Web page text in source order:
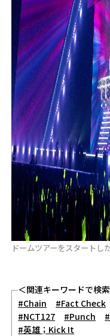
ドームツアーをスタートし
＜関連キーワードで検
#Chain
#Fact Check
#NCT127
#Punch
#英雄；Kick It